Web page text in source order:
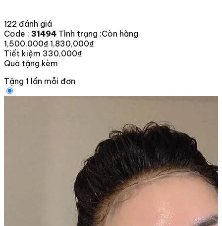
122 đánh giá
Code : 31494 Tình trạng :Còn hàng
1,500,000₫ 1,830,000₫
Tiết kiệm 330,000₫
Quà tặng kèm
Tặng 1 lần mỗi đơn